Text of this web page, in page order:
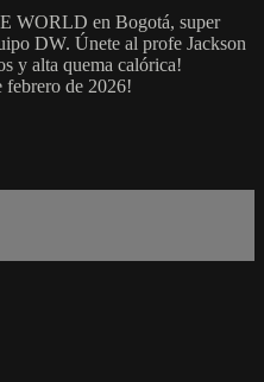
WORLD en Bogotá, super
DW. Únete al profe Jackson
y alta quema calórica!
de 2026!